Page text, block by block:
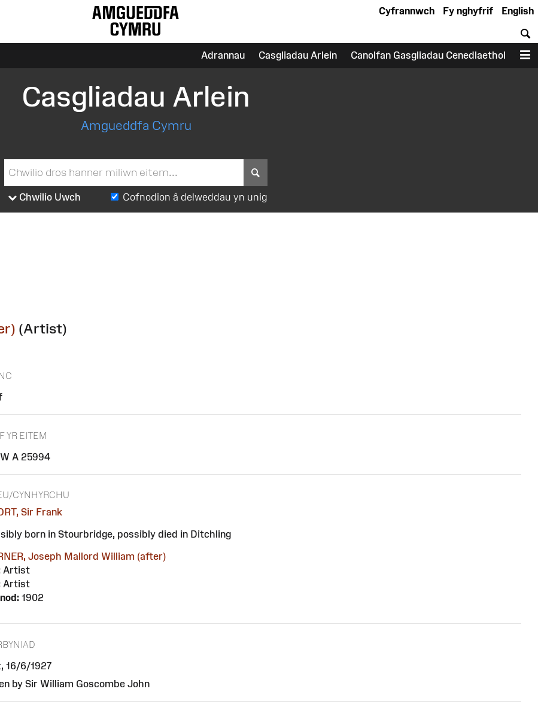
English
Fy nghyfrif
Cyfrannwch
Adrannau Casgliadau Arlein Canolfan Gasgliadau Cenedlaethol
Casgliadau Arlein
Amgueddfa Cymru
Chwilio Uwch Cofnodion â delweddau yn unig
(Artist)
YR EITEM
A 25994
CYNHYRCHU
Sir Frank
born in Stourbridge, possibly died in Ditchling
Joseph Mallord William (after)
Artist
Artist
1902
16/6/1927
by Sir William Goscombe John